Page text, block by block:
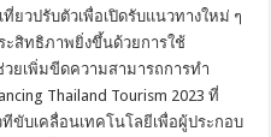
ยวปรับตัวเพื่อเปิดรับแนวทางใหม่ ๆ
ะสิทธิภาพยิ่งขึ้นด้วยการใช้
ยเพิ่มขีดความสามารถการทำ
Thailand Tourism 2023 ที่
ขับเคลื่อนเทคโนโลยีเพื่อผู้ประกอบ